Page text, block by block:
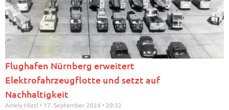
Flughafen Nürnberg erweitert
Elektrofahrzeugflotte und setzt auf
Nachhaltigkeit
Amely Mizzi 17. September 2024 20:32